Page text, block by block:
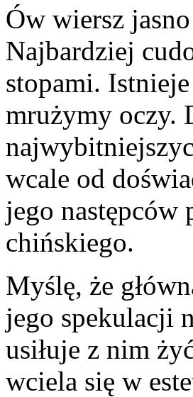
Ów wiersz
Najbardziej
stopami.
mrużymy oczy.
wcale od
jego następców
chińskiego.
Myślę, że
jego spekulacji
usiłuje z nim
wciela się w